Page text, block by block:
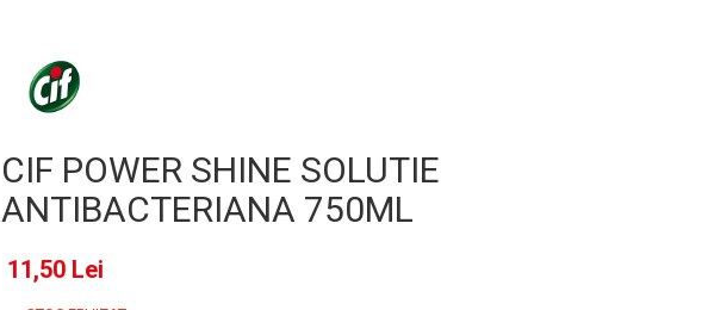
CIF POWER SHINE SOLUTIE
ANTIBACTERIANA 750ML
11,50 Lei